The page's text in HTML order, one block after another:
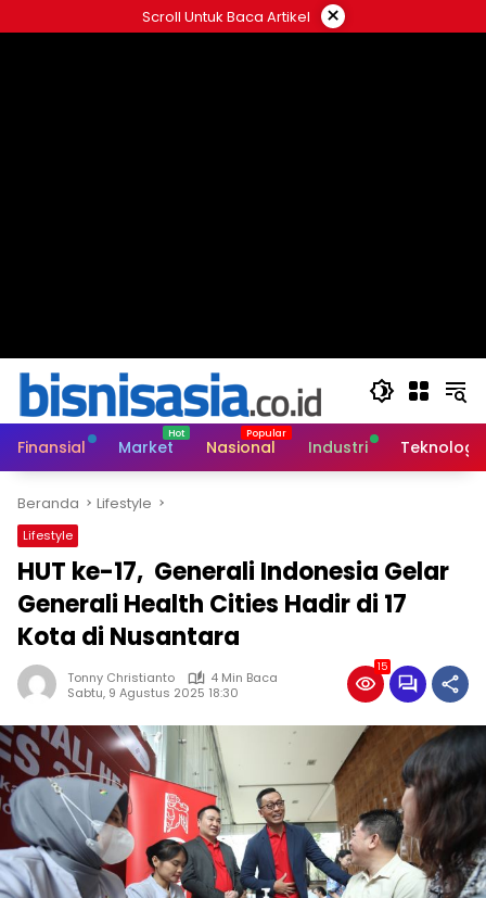
ke
Scroll Untuk Baca Artikel ×
Finansial Market Nasional Industri Teknologi
Beranda Lifestyle
Lifestyle
HUT ke-17, Generali Indonesia Gelar
Generali Health Cities Hadir di 17
Kota di Nusantara
Tonny Christianto
4 Min Baca
Sabtu, 9 Agustus 2025 18:30
15